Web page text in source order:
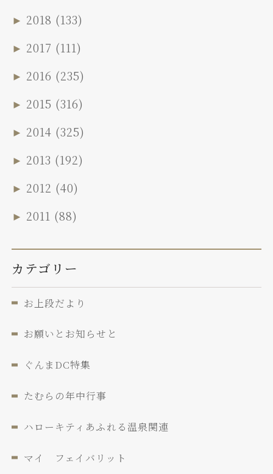
► 2018 (133)
► 2017 (111)
► 2016 (235)
► 2015 (316)
► 2014 (325)
► 2013 (192)
► 2012 (40)
► 2011 (88)
カテゴリー
お上段だより
お願いとお知らせと
ぐんまDC特集
たむらの年中行事
ハローキティあふれる温泉関連
マイ フェイバリット